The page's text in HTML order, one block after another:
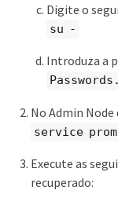
Digite o
su -
Introduza a
No Admin
service
Execute as
recuperado: